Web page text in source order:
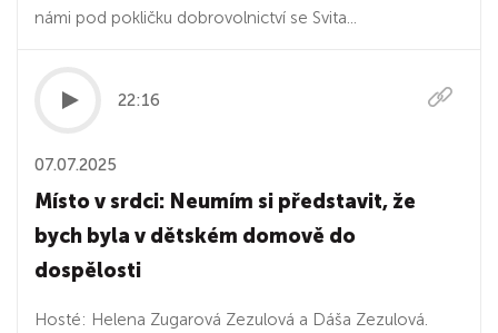
námi pod pokličku dobrovolnictví se Svita...
22:16
07.07.2025
Místo v srdci: Neumím si představit, že
bych byla v dětském domově do
dospělosti
Hosté: Helena Zugarová Zezulová a Dáša Zezulová.